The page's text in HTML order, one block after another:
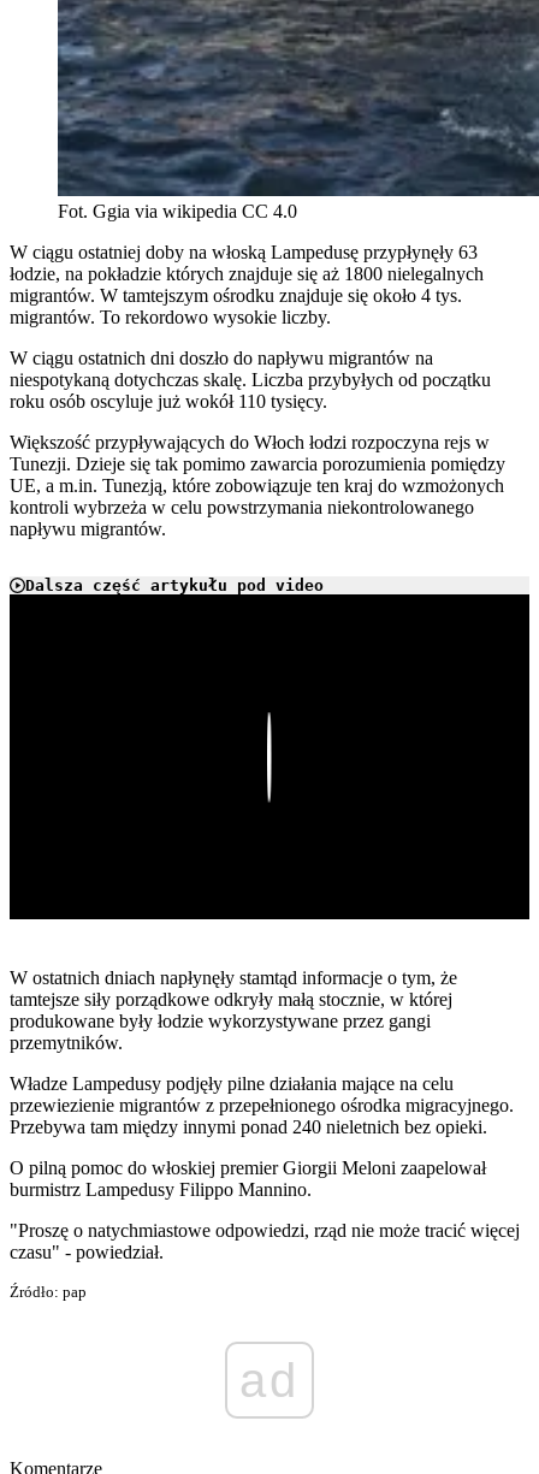
Fot. Ggia via wikipedia CC 4.0
W ciągu ostatniej doby na włoską Lampedusę przypłynęły 63
łodzie, na pokładzie których znajduje się aż 1800 nielegalnych
migrantów. W tamtejszym ośrodku znajduje się około 4 tys.
migrantów. To rekordowo wysokie liczby.
W ciągu ostatnich dni doszło do napływu migrantów na
niespotykaną dotychczas skalę. Liczba przybyłych od początku
roku osób oscyluje już wokół 110 tysięcy.
Większość przypływających do Włoch łodzi rozpoczyna rejs w
Tunezji. Dzieje się tak pomimo zawarcia porozumienia pomiędzy
UE, a m.in. Tunezją, które zobowiązuje ten kraj do wzmożonych
kontroli wybrzeża w celu powstrzymania niekontrolowanego
napływu migrantów.
Dalsza część artykułu pod video
W ostatnich dniach napłynęły stamtąd informacje o tym, że
tamtejsze siły porządkowe odkryły małą stocznie, w której
produkowane były łodzie wykorzystywane przez gangi
przemytników.
Władze Lampedusy podjęły pilne działania mające na celu
przewiezienie migrantów z przepełnionego ośrodka migracyjnego.
Przebywa tam między innymi ponad 240 nieletnich bez opieki.
O pilną pomoc do włoskiej premier Giorgii Meloni zaapelował
burmistrz Lampedusy Filippo Mannino.
"Proszę o natychmiastowe odpowiedzi, rząd nie może tracić więcej
czasu" - powiedział.
Źródło: pap
ad
Komentarze